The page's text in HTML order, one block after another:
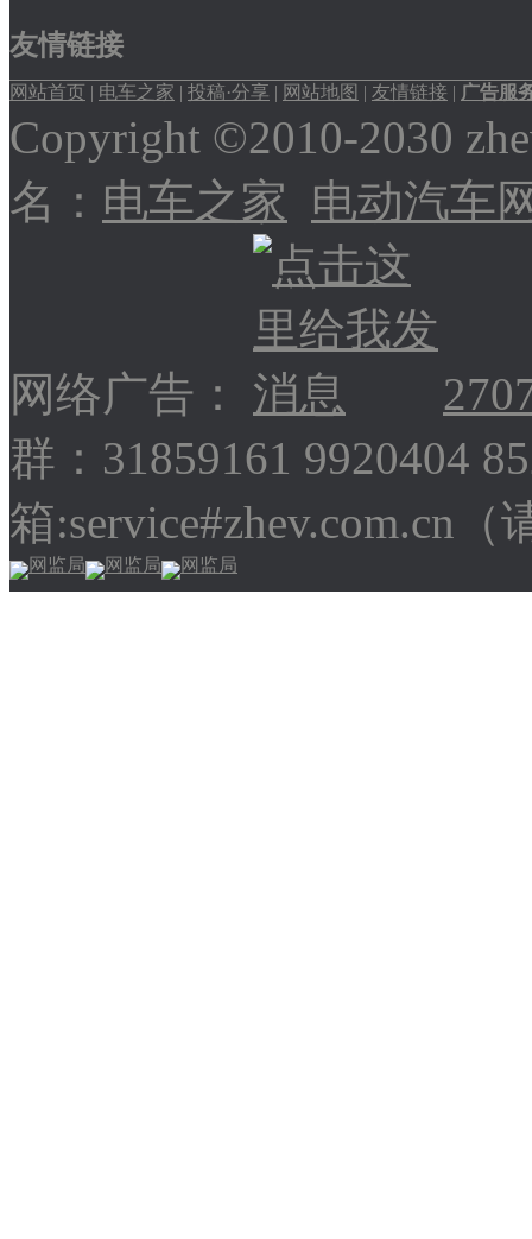
友情链接
网站首页 | 电车之家 | 投稿·分享 | 网站地图 | 友情链接 | 广告服
Copyright ©2010-2030
名： 电车之家 电动汽车
网络广告：
群：31859161 9920404
箱:service#zhev.com.cn